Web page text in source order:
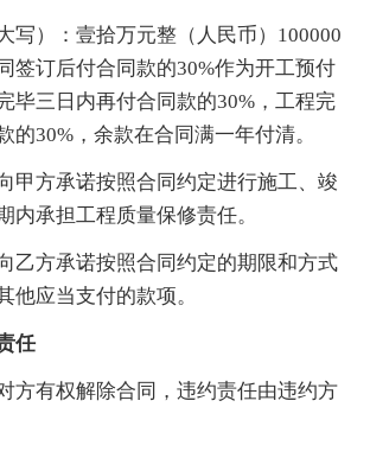
写）：壹拾万元整（人民币）100000
签订后付合同款的30%作为开工预付
毕三日内再付合同款的30%，工程完
的30%，余款在合同满一年付清。
甲方承诺按照合同约定进行施工、竣
内承担工程质量保修责任。
乙方承诺按照合同约定的期限和方式
他应当支付的款项。
任
方有权解除合同，违约责任由违约方